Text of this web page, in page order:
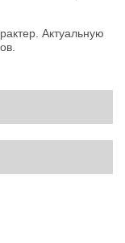
Актуальную